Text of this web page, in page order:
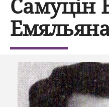
Самуцін